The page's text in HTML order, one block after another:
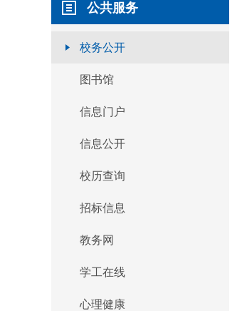
公共服务
校务公开
图书馆
信息门户
信息公开
校历查询
招标信息
教务网
学工在线
心理健康